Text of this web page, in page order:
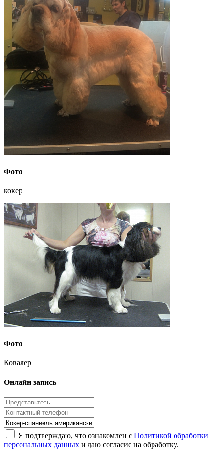
Фото
кокер
Фото
Ковалер
Онлайн запись
Я подтверждаю, что ознакомлен с Политикой обработки
персональных данных и даю согласие на обработку.